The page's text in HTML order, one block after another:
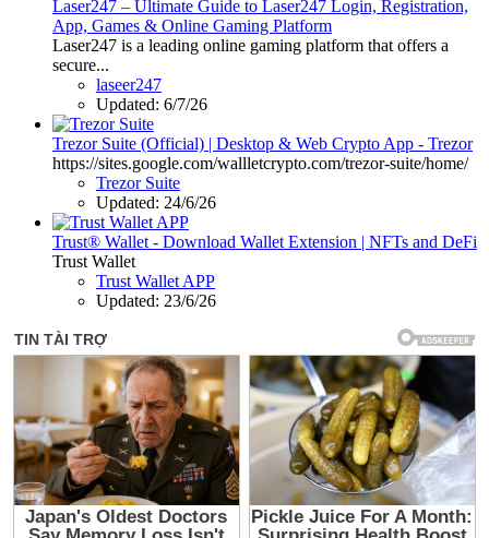
Laser247 – Ultimate Guide to Laser247 Login, Registration,
App, Games & Online Gaming Platform
Laser247 is a leading online gaming platform that offers a
secure...
laseer247
Updated: 6/7/26
Trezor Suite (Official) | Desktop & Web Crypto App - Trezor
https://sites.google.com/wallletcrypto.com/trezor-suite/home/
Trezor Suite
Updated: 24/6/26
Trust® Wallet - Download Wallet Extension | NFTs and DeFi
Trust Wallet
Trust Wallet APP
Updated: 23/6/26